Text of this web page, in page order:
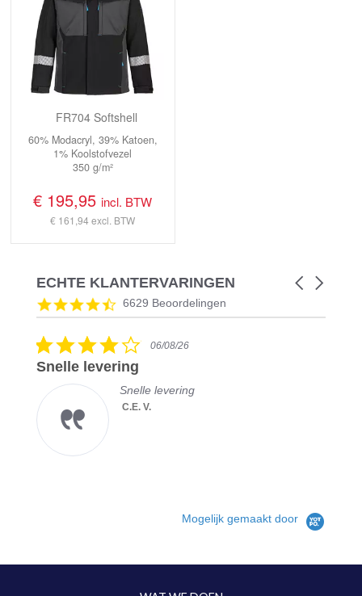
FR704 Softshell
60% Modacryl, 39% Katoen,
1% Koolstofvezel
350 g/m²
€ 195,95 incl. BTW
€ 161,94 excl. BTW
ECHTE KLANTERVARINGEN
Reviews
carousel
Carousel
4.5
star
6629 Beoordelingen
4.0
star
rating
06/08/26
Snelle levering
Snelle levering
C.E. V.
Mogelijk gemaakt door